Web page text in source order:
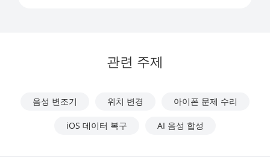
관련 주제
음성 변조기 위치 변경 아이폰 문제 수리
iOS 데이터 복구 AI 음성 합성